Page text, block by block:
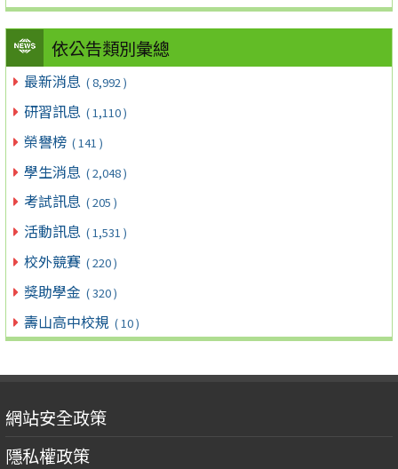
依公告類別彙總
最新消息 ( 8,992 )
研習訊息 ( 1,110 )
榮譽榜 ( 141 )
學生消息 ( 2,048 )
考試訊息 ( 205 )
活動訊息 ( 1,531 )
校外競賽 ( 220 )
獎助學金 ( 320 )
壽山高中校規 ( 10 )
網站安全政策
隱私權政策